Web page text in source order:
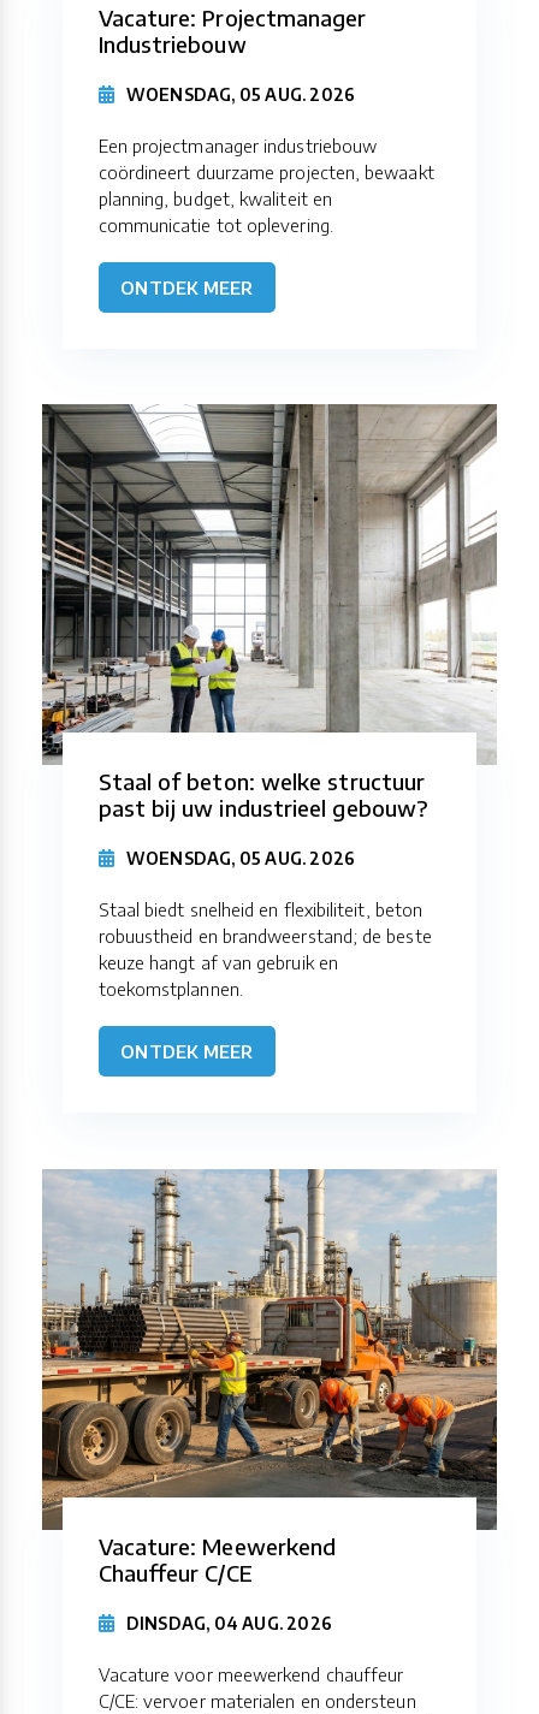
Vacature: Projectmanager
Industriebouw
WOENSDAG, 05 AUG. 2026
Een projectmanager industriebouw
coördineert duurzame projecten, bewaakt
planning, budget, kwaliteit en
communicatie tot oplevering.
ONTDEK MEER
Staal of beton: welke structuur
past bij uw industrieel gebouw?
WOENSDAG, 05 AUG. 2026
Staal biedt snelheid en flexibiliteit, beton
robuustheid en brandweerstand; de beste
keuze hangt af van gebruik en
toekomstplannen.
ONTDEK MEER
Vacature: Meewerkend
Chauffeur C/CE
DINSDAG, 04 AUG. 2026
Vacature voor meewerkend chauffeur
C/CE: vervoer materialen en ondersteun